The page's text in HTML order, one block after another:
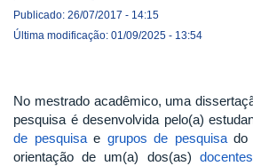
Publicado: 26/07/2017 - 14:15
Última modificação: 01/09/2025 - 13:54
No mestrado acadêmico, uma
pesquisa é desenvolvida pelo(a)
de pesquisae grupos de pesquisado
orientação de um(a) dos(as)